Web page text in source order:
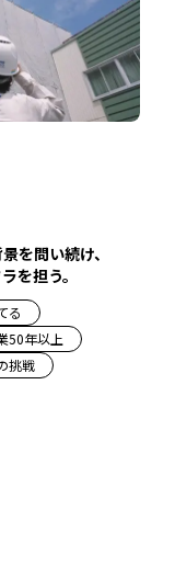
を問い続け、
を担う。
る
50年以上
挑戦